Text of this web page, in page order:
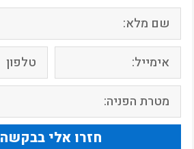
חזרו אלי בבקשה